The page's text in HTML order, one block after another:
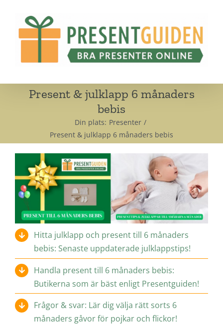
Present & julklapp 6 månaders
bebis
Din plats: Presenter
Present & julklapp 6 månaders bebis
Hitta julklapp och present till 6 månaders
bebis: Senaste uppdaterade julklappstips!
Handla present till 6 månaders bebis:
Butikerna som är bäst enligt Presentguiden!
Frågor & svar: Lär dig välja rätt sorts 6
månaders gåvor för pojkar och flickor!